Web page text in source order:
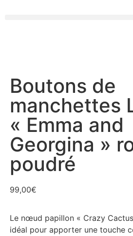
Boutons de
manchettes
« Emma and
Georgina »
poudré
99,00€
Le nœud papillon « Crazy
idéal pour apporter une touche